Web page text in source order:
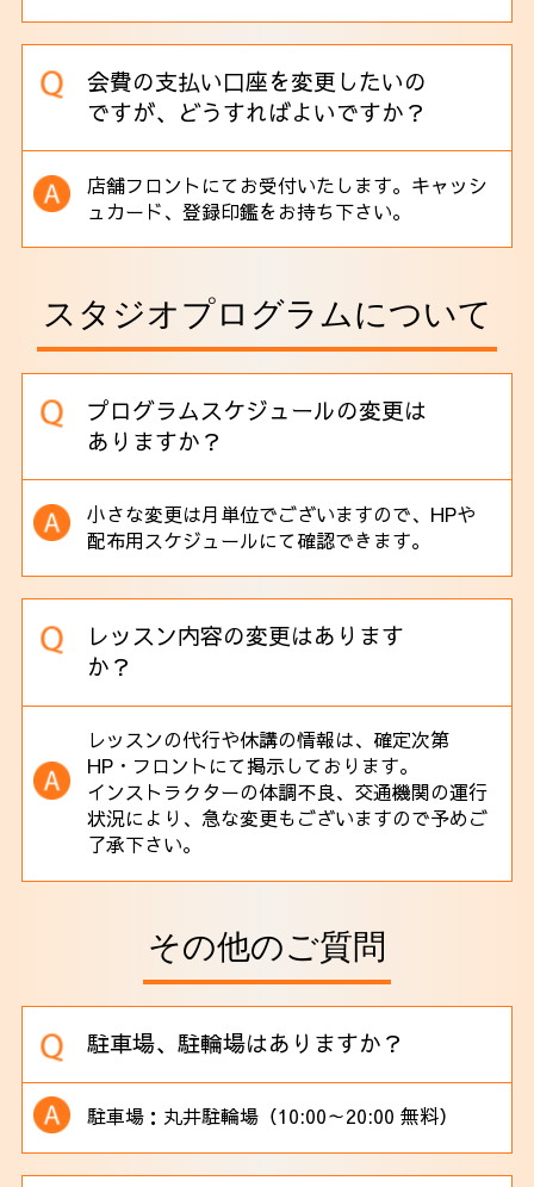
会費の支払い口座を変更したいの
ですが、どうすればよいですか？
店舗フロントにてお受付いたします。キャッシ
ュカード、登録印鑑をお持ち下さい。
スタジオプログラムについて
プログラムスケジュールの変更は
ありますか？
小さな変更は月単位でございますので、HPや
配布用スケジュールにて確認できます。
レッスン内容の変更はあります
か？
レッスンの代行や休講の情報は、確定次第
HP・フロントにて掲示しております。
インストラクターの体調不良、交通機関の運行
状況により、急な変更もございますので予めご
了承下さい。
その他のご質問
駐車場、駐輪場はありますか？
駐車場：丸井駐輪場（10:00～20:00 無料）